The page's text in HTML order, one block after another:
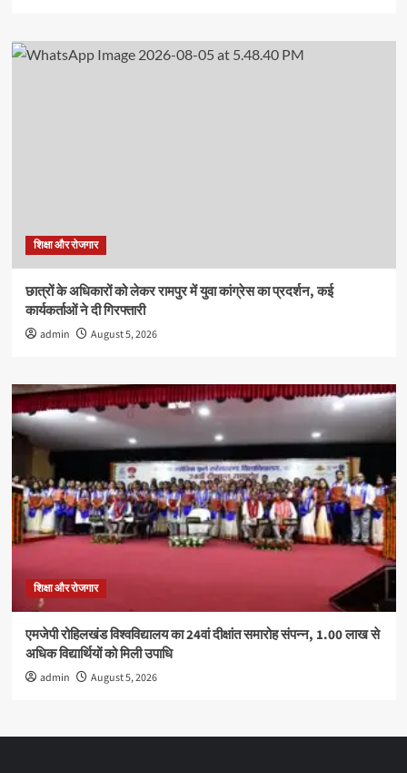
शिक्षा और रोजगार
छात्रों के अधिकारों को लेकर रामपुर में युवा कांग्रेस का प्रदर्शन, कई
कार्यकर्ताओं ने दी गिरफ्तारी
admin August 5, 2026
शिक्षा और रोजगार
एमजेपी रोहिलखंड विश्वविद्यालय का 24वां दीक्षांत समारोह संपन्न, 1.00 लाख से
अधिक विद्यार्थियों को मिली उपाधि
admin August 5, 2026